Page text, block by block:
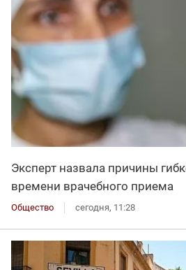
Эксперт назвала причины
времени врачебного приема
Общество сегодня, 11:28